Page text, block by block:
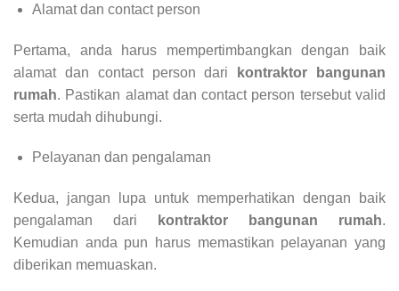
Alamat dan contact person
Pertama, anda harus mempertimbangkan dengan baik
alamat dan contact person dari
kontraktor bangunan
rumah. Pastikan alamat dan contact person tersebut valid
serta mudah dihubungi.
Pelayanan dan pengalaman
Kedua, jangan lupa untuk memperhatikan dengan baik
pengalaman dari
kontraktor bangunan rumah.
Kemudian anda pun harus memastikan pelayanan yang
diberikan memuaskan.